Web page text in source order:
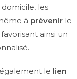
les
à prévenir le
ainsi un
le lien